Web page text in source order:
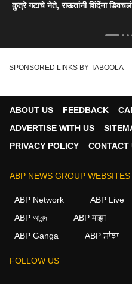
कुत्रे गटाचे नेते, राऊतांनी शिंदेंना डिवचलं
SPONSORED LINKS BY TABOOLA
ABOUT US FEEDBACK
ADVERTISE WITH US
PRIVACY POLICY
CONTACT
ABP NEWS GROUP WEBSITES
ABP Network ABP Live
ABP আনন্দ
ABP माझा
ABP Ganga
ABP ਸਾਂਝਾ
FOLLOW US
We use cookies to improve